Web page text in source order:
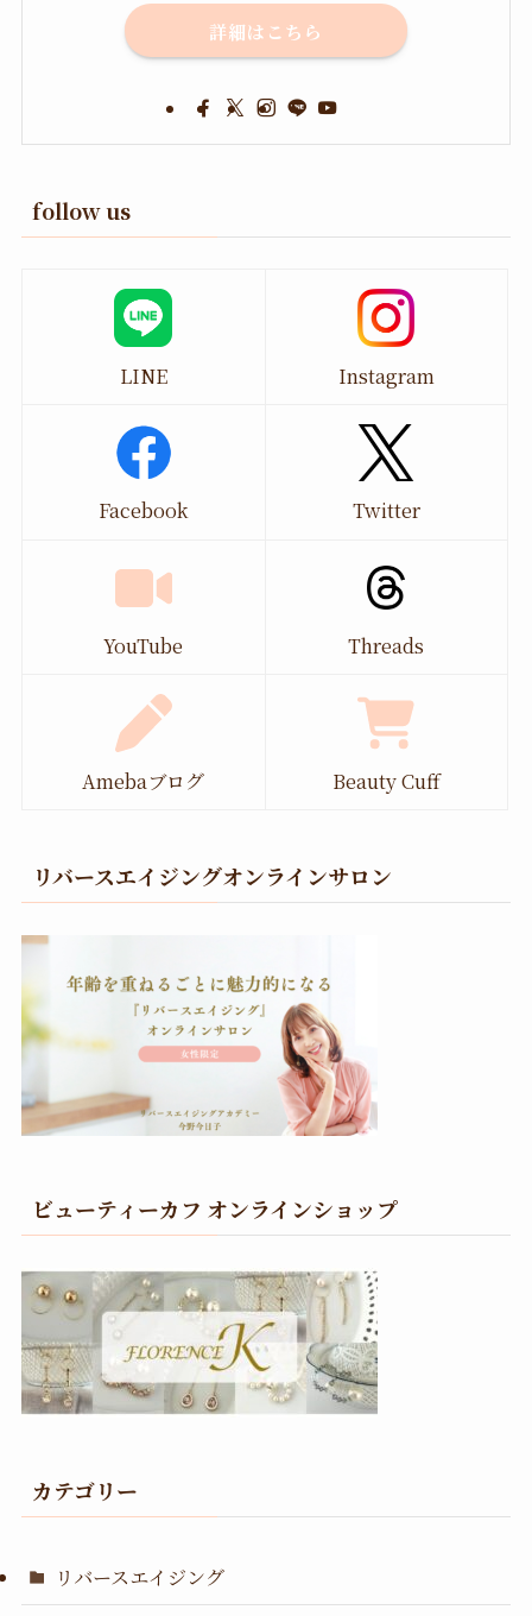
詳細はこちら
follow us
LINE Instagram
Facebook Twitter
YouTube Threads
Amebaブログ Beauty Cuff
リバースエイジングオンラインサロン
ビューティーカフ オンラインショップ
カテゴリー
リバースエイジング